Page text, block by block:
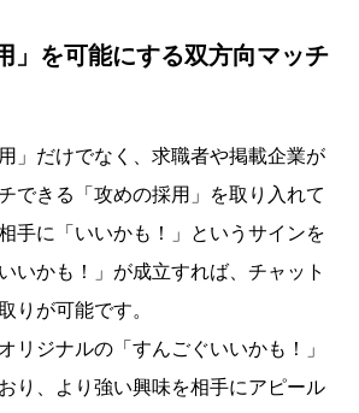
」を可能にする双方向マッチ
」だけでなく、求職者や掲載企業が
できる「攻めの採用」を取り入れて
手に「いいかも！」というサインを
いかも！」が成立すれば、チャット
りが可能です。
リジナルの「すんごぐいいかも！」
り、より強い興味を相手にアピール